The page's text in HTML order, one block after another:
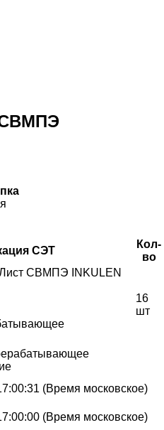
СВМПЭ
СЭТ
Кол-
во
СВМПЭ INKULEN
16
шт
(Время московское)
(Время московское)